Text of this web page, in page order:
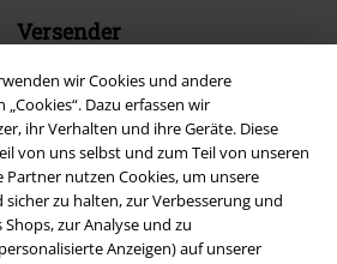
wir Cookies und andere
Dazu erfassen wir
ihr Verhalten und ihre Geräte. Diese
von uns selbst und zum Teil von unseren
Partner nutzen Cookies, um unsere
zu halten, zur Verbesserung und
zur Analyse und zu
Anzeigen) auf unserer
Versender
EMP App
neue EMP App runter und genieße
Funktionen und Vorteile!